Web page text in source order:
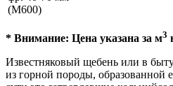
(М600)
* Внимание: Цена указана за м3
Известняковый щебень или в
из горной породы, образованной